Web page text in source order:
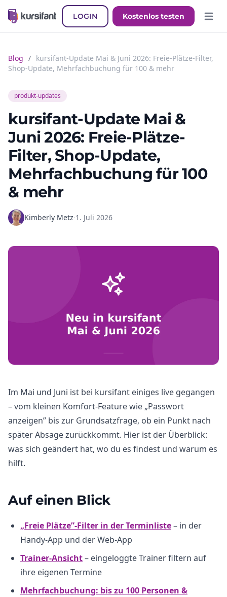
LOGIN Kostenlos testen
Blog / kursifant-Update Mai & Juni 2026: Freie-Plätze-Filter,
Shop-Update, Mehrfachbuchung für 100 & mehr
produkt-updates
kursifant-Update Mai &
Juni 2026: Freie-Plätze-
Filter, Shop-Update,
Mehrfachbuchung für 100
& mehr
Kimberly Metz·1. Juli 2026
Im Mai und Juni ist bei kursifant einiges live gegangen
– vom kleinen Komfort-Feature wie „Passwort
anzeigen” bis zur Grundsatzfrage, ob ein Punkt nach
später Absage zurückkommt. Hier ist der Überblick:
was sich geändert hat, wo du es findest und warum es
hilft.
Auf einen Blick
„Freie Plätze”-Filter in der Terminliste– in der
Handy-App und der Web-App
Trainer-Ansicht– eingeloggte Trainer filtern auf
ihre eigenen Termine
Mehrfachbuchung: bis zu 100 Personen &